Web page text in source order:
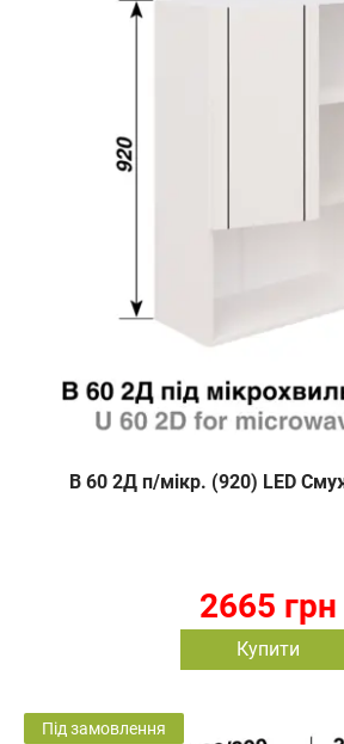
В 60 2Д п/мікр. (920) LED
2665 грн
Купити
Під замовлення